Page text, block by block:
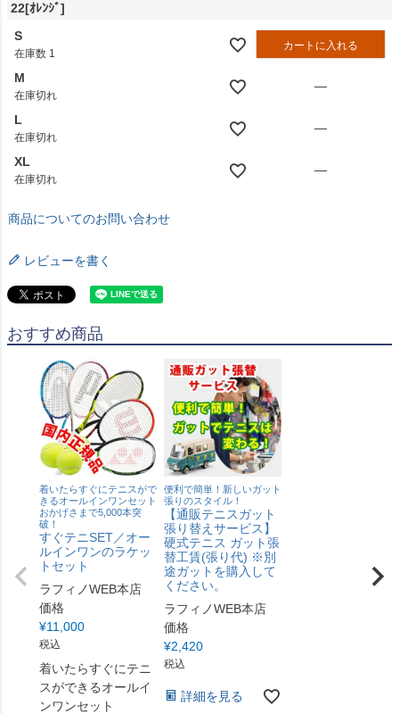
22[ｵﾚﾝｼﾞ]
S
在庫数 1
カートに入れる
M
在庫切れ
—
L
在庫切れ
—
XL
在庫切れ
—
商品についてのお問い合わせ
レビューを書く
おすすめ商品
着いたらすぐにテニスがで
きるオールインワンセット
おかげさまで5,000本突
破！
すぐテニSET／オー
ルインワンのラケッ
トセット
ラフィノWEB本店
価格
¥11,000
税込
着いたらすぐにテニ
スができるオールイ
ンワンセット
便利で簡単！新しいガット
張りのスタイル！
【通販テニスガット
張り替えサービス】
硬式テニス ガット張
替工賃(張り代) ※別
途ガットを購入して
ください。
ラフィノWEB本店
価格
¥2,420
税込
詳細を見る